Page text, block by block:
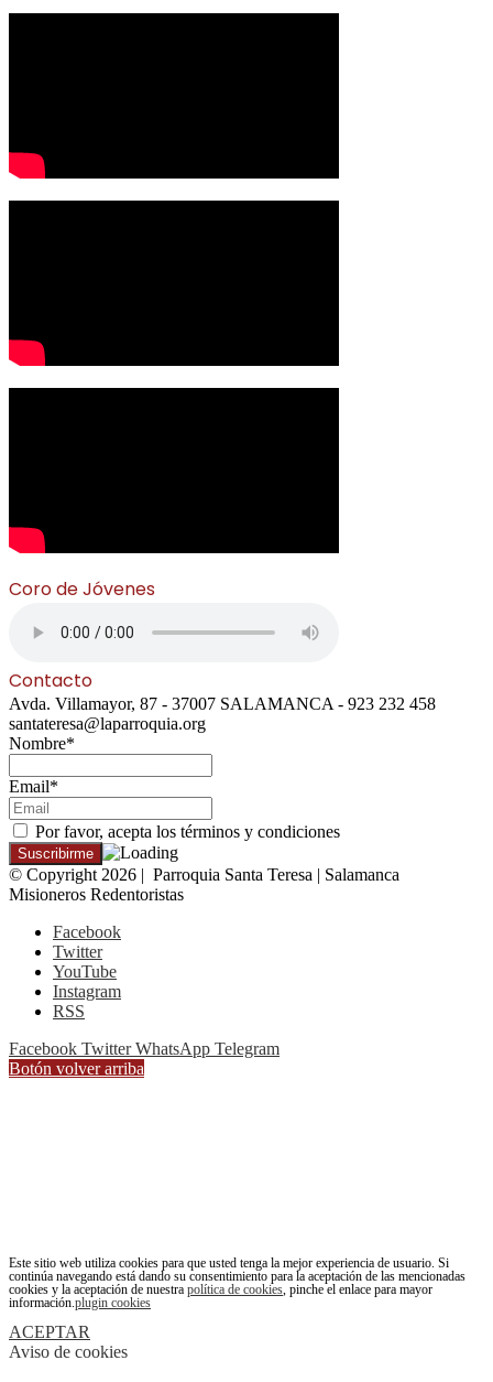
Coro de Jóvenes
Contacto
Avda. Villamayor, 87 - 37007 SALAMANCA - 923 232 458
santateresa@laparroquia.org
Nombre*
Email*
Por favor, acepta los términos y condiciones
© Copyright 2026 | Parroquia Santa Teresa | Salamanca
Misioneros Redentoristas
Facebook
Twitter
YouTube
Instagram
RSS
Facebook Twitter WhatsApp Telegram
Botón volver arriba
Este sitio web utiliza cookies para que usted tenga la mejor experiencia de usuario. Si
continúa navegando está dando su consentimiento para la aceptación de las mencionadas
cookies y la aceptación de nuestra política de cookies, pinche el enlace para mayor
información.plugin cookies
ACEPTAR
Aviso de cookies